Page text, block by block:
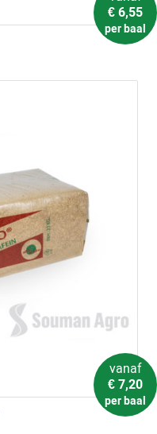
€ 6,55
per baal
vanaf
€ 7,20
per baal